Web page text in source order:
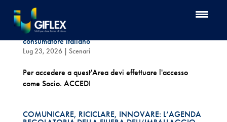
Consumi, sostenibilità e innovazione: come cambia il
consumatore italiano
Lug 23, 2026| Scenari
Per accedere a quest'Area devi effettuare l'accesso
come Socio. ACCEDI
COMUNICARE, RICICLARE, INNOVARE: L’AGENDA